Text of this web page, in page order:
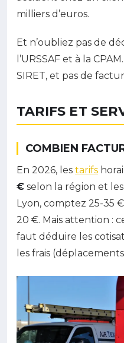
milliers d’euros.
Et n’oubliez pas de
l’URSSAF et à la
SIRET, et pas de
TARIFS ET
COMBIEN
En 2026, les tarifs
€ selon la région et
Lyon, comptez 25-35
20 €. Mais attention :
faut déduire les
les frais